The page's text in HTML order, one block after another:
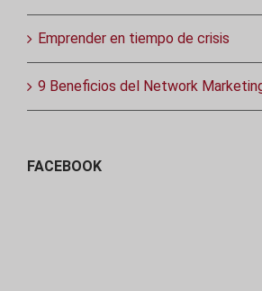
Emprender en tiempo de crisis
9 Beneficios del Network
FACEBOOK